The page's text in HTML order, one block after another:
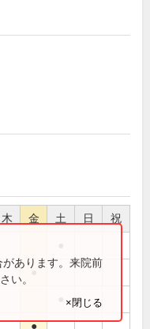
木 金 土 日 祝
●
●
あります。来院前
い。
×閉じる